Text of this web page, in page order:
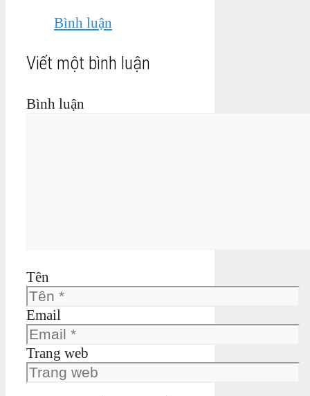
Bình luận
Viết một bình luận
Bình luận
Tên
Email
Trang web